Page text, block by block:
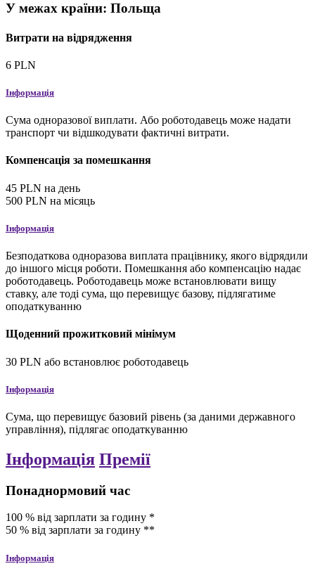
У межах країни: Польща
Витрати на відрядження
6 PLN
Інформація
Сума одноразової виплати. Або роботодавець може надати
транспорт чи відшкодувати фактичні витрати.
Компенсація за помешкання
45 PLN на день
500 PLN на місяць
Інформація
Безподаткова одноразова виплата працівнику, якого відрядили
до іншого місця роботи. Помешкання або компенсацію надає
роботодавець. Роботодавець може встановлювати вищу
ставку, але тоді сума, що перевищує базову, підлягатиме
оподаткуванню
Щоденний прожитковий мінімум
30 PLN або встановлює роботодавець
Інформація
Сума, що перевищує базовий рівень (за даними державного
управління), підлягає оподаткуванню
Інформація Премії
Понаднормовий час
100 % від зарплати за годину *
50 % від зарплати за годину **
Інформація